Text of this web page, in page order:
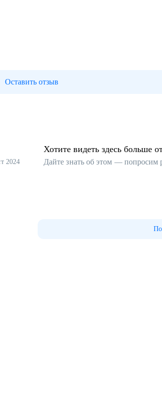
Оставить отзыв
2024
Хотите видеть здесь больше
Дайте знать об этом — попросим